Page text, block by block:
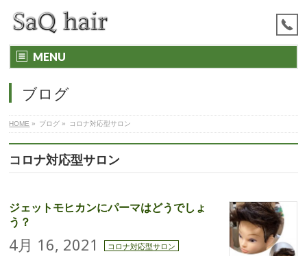
MENU
ブログ
HOME » ブログ » コロナ対応型サロン
コロナ対応型サロン
ジェットモヒカンにパーマはどうでしょ
う？
4月 16, 2021 コロナ対応型サロン